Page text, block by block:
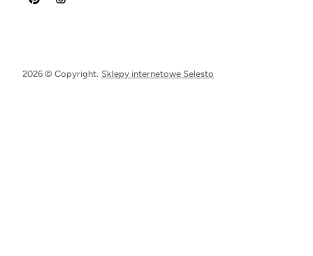
2026 © Copyright. Sklepy internetowe Selesto